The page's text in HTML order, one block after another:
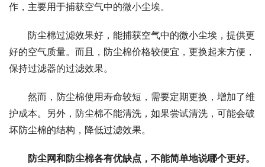
作，主要用于捕获空气中的微小尘埃。
防尘棉过滤效果好，能捕获空气中的微小尘埃，提供更
好的空气质量。而且，防尘棉价格较便宜，更换起来方便，
保持过滤器的过滤效果。
然而，防尘棉使用寿命较短，需要定期更换，增加了维
护成本。另外，防尘棉不能清洗，如果尝试清洗，可能会破
坏防尘棉的结构，降低过滤效果。
防尘网和防尘棉各有优缺点，不能简单地说哪个更好。